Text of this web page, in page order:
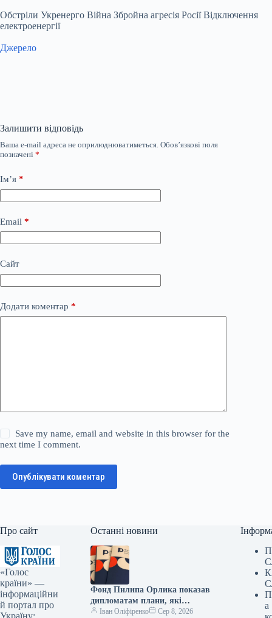
Обстріли Укренерго Війна Збройна агресія Росії Відключення
електроенергії
Джерело
Залишити відповідь
Ваша e-mail адреса не оприлюднюватиметься. Обов’язкові поля
позначені *
Ім’я *
Email *
Сайт
Додати коментар *
Save my name, email and website in this browser for the
next time I comment.
Опублікувати коментар
Про сайт
«Голос
країни» —
інформаційни
й портал про
Останні новини
Фонд Пилипа Орлика показав
дипломатам плани, які
роблять Україну чутнішою на
Іван Оліфіренко Сер 8, 2026
а